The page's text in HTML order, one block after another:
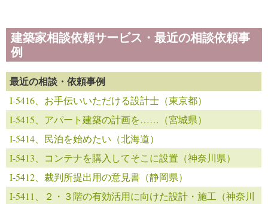
建築家相談依頼サービス・最近の相談依頼事
例
最近の相談・依頼事例
I-5416、お手伝いいただける設計士（東京都）
I-5415、アパート建築の計画を……（宮城県）
I-5414、民泊を始めたい（北海道）
I-5413、コンテナを購入してそこに設置（神奈川県）
I-5412、裁判所提出用の意見書（静岡県）
I-5411、２・３階の有効活用に向けた設計・施工（神奈川